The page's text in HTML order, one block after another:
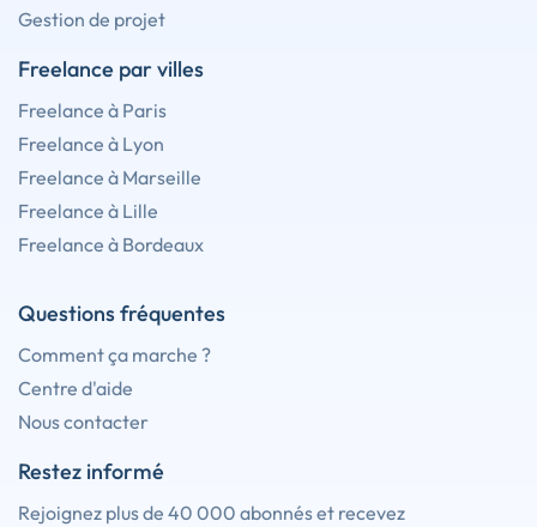
Gestion de projet
Freelance par villes
Freelance à Paris
Freelance à Lyon
Freelance à Marseille
Freelance à Lille
Freelance à Bordeaux
Questions fréquentes
Comment ça marche ?
Centre d'aide
Nous contacter
Restez informé
Rejoignez plus de 40 000 abonnés et recevez